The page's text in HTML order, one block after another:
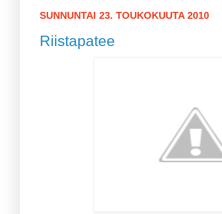
SUNNUNTAI 23. TOUKOKUUTA 2010
Riistapatee